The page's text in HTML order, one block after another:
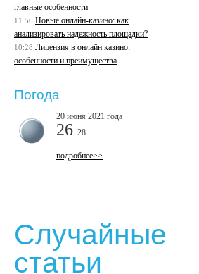
главные особенности
11:56 Новые онлайн-казино: как
анализировать надежность площадки?
10:28 Лицензия в онлайн казино:
особенности и преимущества
Погода
20 июня 2021 года
26 ..28
подробнее>>
Случайные
статьи